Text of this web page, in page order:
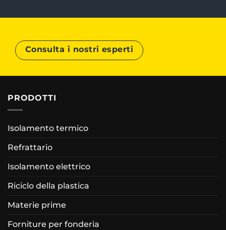
Consulta i nostri esperti
PRODOTTI
Isolamento termico
Refrattario
Isolamento elettrico
Riciclo della plastica
Materie prime
Forniture per fonderia